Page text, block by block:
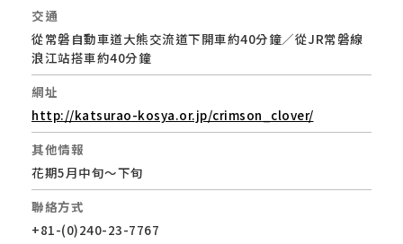
交通
從常磐自動車道大熊交流道下開車約40分鐘／從JR常磐線
浪江站搭車約40分鐘
網址
http://katsurao-kosya.or.jp/crimson_clover/
其他情報
花期5月中旬～下旬
聯絡方式
+81-(0)240-23-7767